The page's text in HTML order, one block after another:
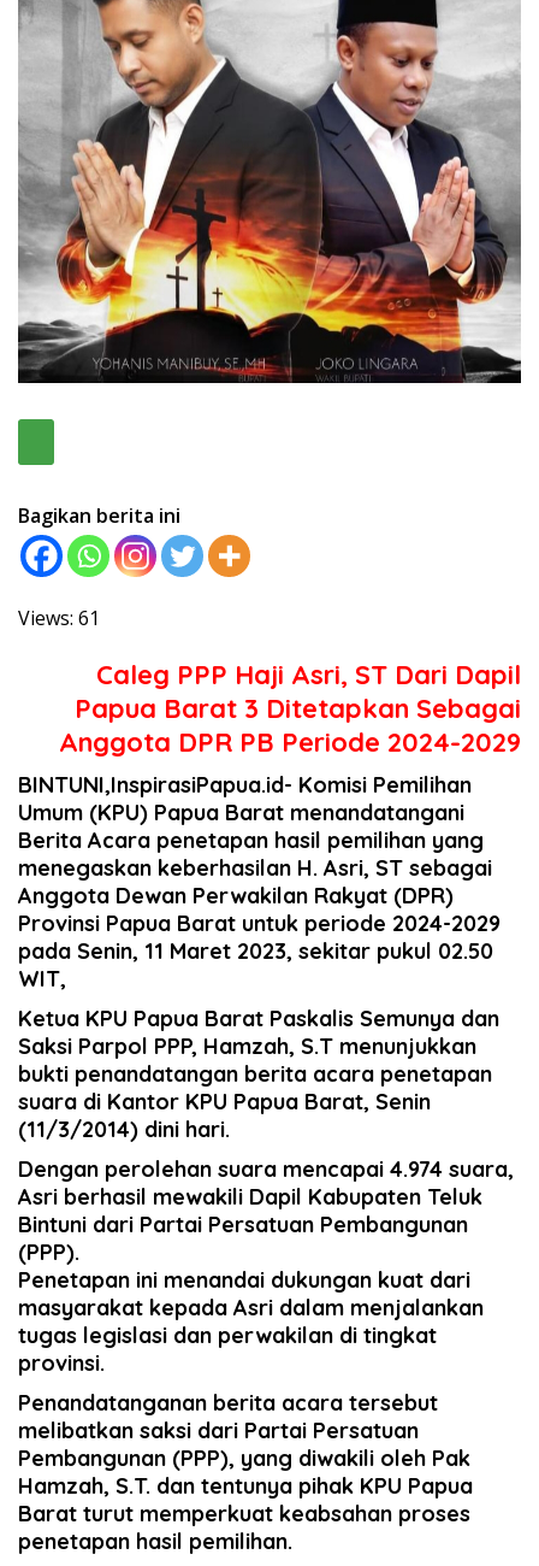
Bagikan berita ini
Views: 61
Caleg PPP Haji Asri, ST Dari Dapil
Papua Barat 3 Ditetapkan Sebagai
Anggota DPR PB Periode 2024-2029
BINTUNI,InspirasiPapua.id- Komisi Pemilihan
Umum (KPU) Papua Barat menandatangani
Berita Acara penetapan hasil pemilihan yang
menegaskan keberhasilan H. Asri, ST sebagai
Anggota Dewan Perwakilan Rakyat (DPR)
Provinsi Papua Barat untuk periode 2024-2029
pada Senin, 11 Maret 2023, sekitar pukul 02.50
WIT,
Ketua KPU Papua Barat Paskalis Semunya dan
Saksi Parpol PPP, Hamzah, S.T menunjukkan
bukti penandatangan berita acara penetapan
suara di Kantor KPU Papua Barat, Senin
(11/3/2014) dini hari.
Dengan perolehan suara mencapai 4.974 suara,
Asri berhasil mewakili Dapil Kabupaten Teluk
Bintuni dari Partai Persatuan Pembangunan
(PPP).
Penetapan ini menandai dukungan kuat dari
masyarakat kepada Asri dalam menjalankan
tugas legislasi dan perwakilan di tingkat
provinsi.
Penandatanganan berita acara tersebut
melibatkan saksi dari Partai Persatuan
Pembangunan (PPP), yang diwakili oleh Pak
Hamzah, S.T. dan tentunya pihak KPU Papua
Barat turut memperkuat keabsahan proses
penetapan hasil pemilihan.